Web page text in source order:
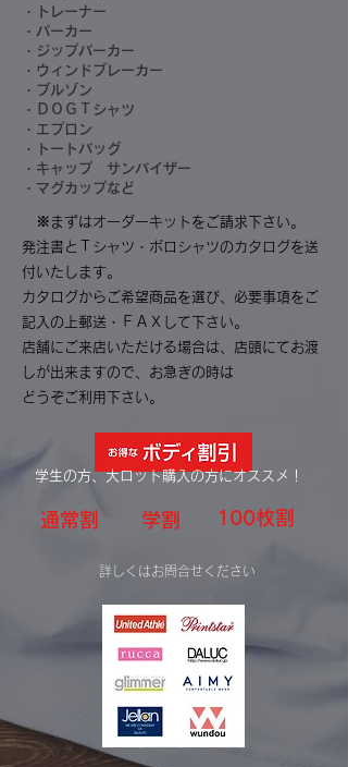
・トレーナー
・パーカー
・ジップパーカー
・ウィンドブレーカー
・ブルゾン
・ＤＯＧＴシャツ
・エプロン
・トートバッグ
・キャップ サンバイザー
・マグカップなど
※まずはオーダーキットをご請求下さい。
発注書とＴシャツ・ポロシャツのカタログを送
付いたします。
カタログからご希望商品を選び、必要事項をご
記入の上郵送・ＦＡＸして下さい。
店舗にご来店いただける場合は、店頭にてお渡
しが出来ますので、お急ぎの時は
どうぞご利用下さい。
学生の方、大ロット購入の方にオススメ！
通常割 学割 100枚割
詳しくはお問合せください